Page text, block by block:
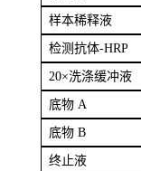
样本稀释液
检测抗体-HRP
20×洗涤缓冲液
底物A
底物B
终止液